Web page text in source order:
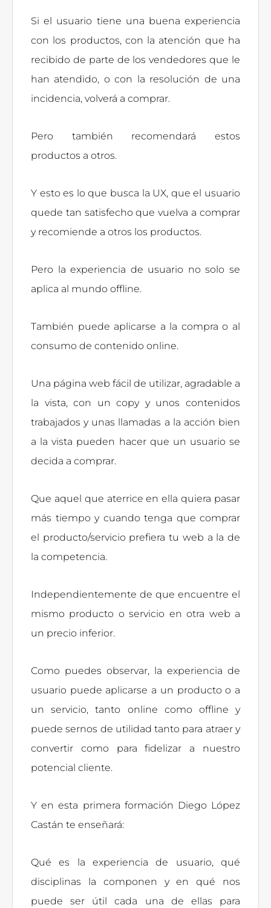
Si el usuario tiene una buena experiencia
con los productos, con la atención que ha
recibido de parte de los vendedores que le
han atendido, o con la resolución de una
incidencia, volverá a comprar.
Pero también recomendará estos
productos a otros.
Y esto es lo que busca la UX, que el usuario
quede tan satisfecho que vuelva a comprar
y recomiende a otros los productos.
Pero la experiencia de usuario no solo se
aplica al mundo offline.
También puede aplicarse a la compra o al
consumo de contenido online.
Una página web fácil de utilizar, agradable a
la vista, con un copy y unos contenidos
trabajados y unas llamadas a la acción bien
a la vista pueden hacer que un usuario se
decida a comprar.
Que aquel que aterrice en ella quiera pasar
más tiempo y cuando tenga que comprar
el producto/servicio prefiera tu web a la de
la competencia.
Independientemente de que encuentre el
mismo producto o servicio en otra web a
un precio inferior.
Como puedes observar, la experiencia de
usuario puede aplicarse a un producto o a
un servicio, tanto online como offline y
puede sernos de utilidad tanto para atraer y
convertir como para fidelizar a nuestro
potencial cliente.
Y en esta primera formación Diego López
Castán te enseñará:
Qué es la experiencia de usuario, qué
disciplinas la componen y en qué nos
puede ser útil cada una de ellas para